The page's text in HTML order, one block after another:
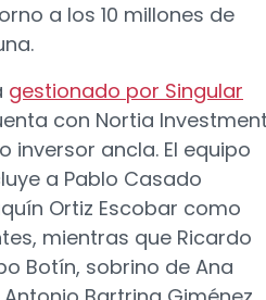
a los 10 millones de
gestionado por Singular
con Nortia
inversor ancla. El equipo
a Pablo Casado
Ortiz Escobar como
mientras que Ricardo
Botín, sobrino de Ana